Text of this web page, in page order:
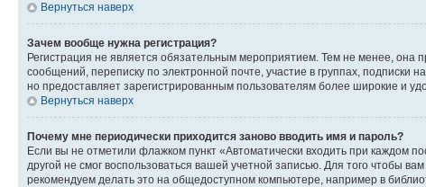
Вернуться наверх
Зачем вообще нужна регистрация?
Регистрация не является обязательным мероприятием. Тем не менее, она
сообщений, переписку по электронной почте, участие в группах,
но предоставляет зарегистрированным пользователям более широкие и
Вернуться наверх
Почему мне периодически приходится заново вводить имя и пароль?
Если вы не отметили флажком пункт «Автоматически входить при каждом
другой не смог воспользоваться вашей учетной записью. Для того чтобы
рекомендуем делать это на общедоступном компьютере, например в